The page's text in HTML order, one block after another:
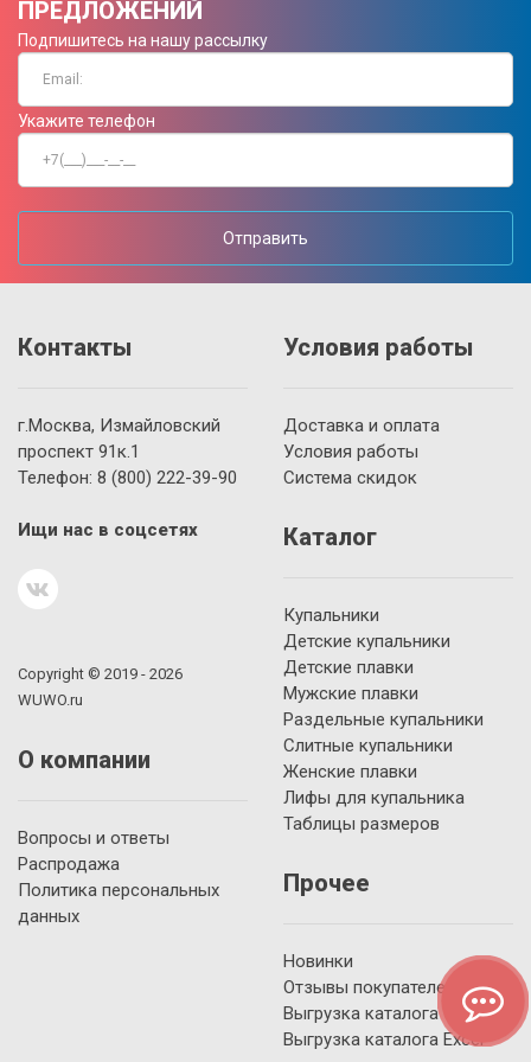
ПРЕДЛОЖЕНИЙ
Подпишитесь на нашу рассылку
Укажите телефон
Отправить
Контакты
г.Москва, Измайловский
проспект 91к.1
Телефон: 8 (800) 222-39-90
Ищи нас в соцсетях
Copyright © 2019 - 2026
WUWO.ru
О компании
Вопросы и ответы
Распродажа
Политика персональных
данных
Условия работы
Доставка и оплата
Условия работы
Система скидок
Каталог
Купальники
Детские купальники
Детские плавки
Мужские плавки
Раздельные купальники
Слитные купальники
Женские плавки
Лифы для купальника
Таблицы размеров
Прочее
Новинки
Отзывы покупателей
Выгрузка каталога YML
Выгрузка каталога Excel